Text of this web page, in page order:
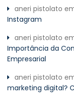
aneri pistolato
Instagram
aneri pistolato
Importância da
Empresarial
aneri pistolato
marketing digital?